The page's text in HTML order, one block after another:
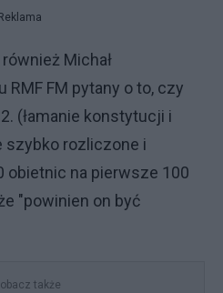
Reklama
Michał
RMF FM pytany o to, czy
(łamanie konstytucji i
szybko rozliczone i
obietnic na pierwsze 100
"powinien on być
także